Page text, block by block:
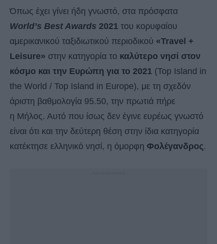
Όπως έχει γίνει ήδη γνωστό, στα πρόσφατα
World’s Best Awards 2021 του κορυφαίου
αμερικανικού ταξιδιωτικού περιοδικού «Travel +
Leisure» στην κατηγορία το καλύτερο νησί στον
κόσμο και την Ευρώπη για το 2021 (Top Island in
the World / Top Island in Europe), με τη σχεδόν
άριστη βαθμολογία 95.50, την πρωτιά πήρε
η Μήλος. Αυτό που ίσως δεν έγινε ευρέως γνωστό
είναι ότι και την δεύτερη θέση στην ίδια κατηγορία
κατέκτησε ελληνικό νησί, η όμορφη Φολέγανδρος.